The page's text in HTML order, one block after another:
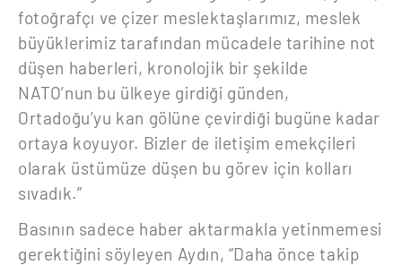
fotoğrafçı ve çizer meslektaşlarımız, meslek
büyüklerimiz tarafından mücadele tarihine not
düşen haberleri, kronolojik bir şekilde
NATO’nun bu ülkeye girdiği günden,
Ortadoğu’yu kan gölüne çevirdiği bugüne kadar
ortaya koyuyor. Bizler de iletişim emekçileri
olarak üstümüze düşen bu görev için kolları
sıvadık.”
Basının sadece haber aktarmakla yetinmemesi
gerektiğini söyleyen Aydın, “Daha önce takip